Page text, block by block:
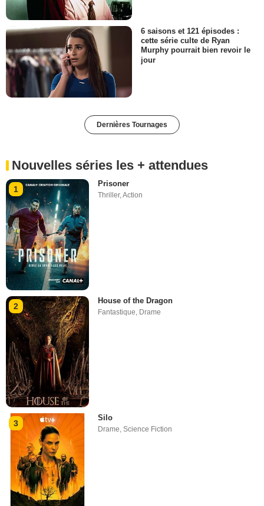
6 saisons et 121 épisodes :
cette série culte de Ryan
Murphy pourrait bien revoir le
jour
Dernières Tournages
Nouvelles séries les + attendues
1
Prisoner
Thriller,Action
2
House of the Dragon
Fantastique, Drame
3
Silo
Drame,Science Fiction